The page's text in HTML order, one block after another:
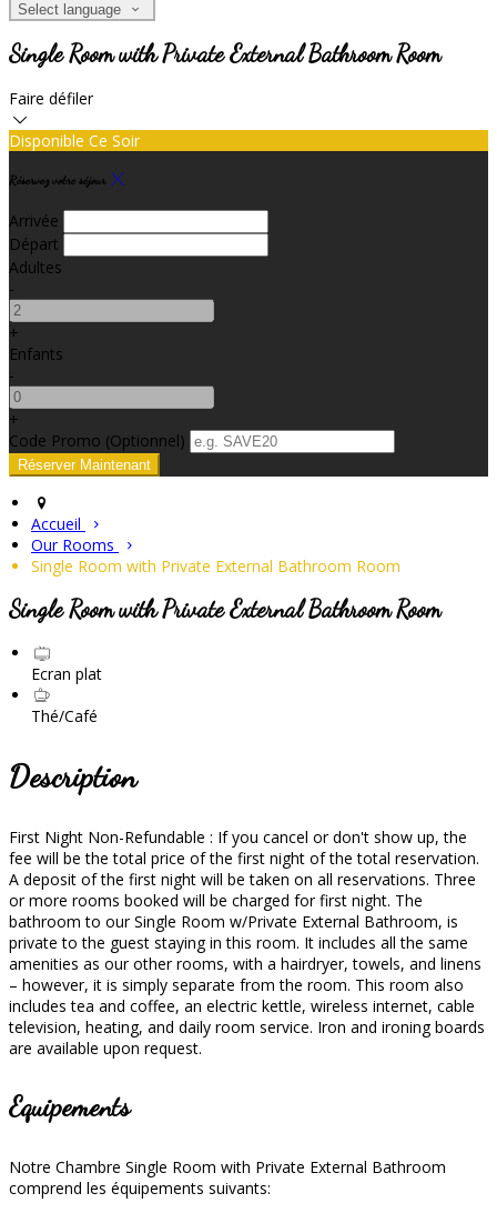
Select language
Single Room with Private External Bathroom Room
Faire défiler
Disponible Ce Soir
Réservez votre séjour
Arrivée
Départ
Adultes
-
+
Enfants
-
+
Code Promo (Optionnel)
Accueil
Our Rooms
Single Room with Private External Bathroom Room
Single Room with Private External Bathroom Room
Ecran plat
Thé/Café
Description
First Night Non-Refundable : If you cancel or don't show up, the
fee will be the total price of the first night of the total reservation.
A deposit of the first night will be taken on all reservations. Three
or more rooms booked will be charged for first night. The
bathroom to our Single Room w/Private External Bathroom, is
private to the guest staying in this room. It includes all the same
amenities as our other rooms, with a hairdryer, towels, and linens
– however, it is simply separate from the room. This room also
includes tea and coffee, an electric kettle, wireless internet, cable
television, heating, and daily room service. Iron and ironing boards
are available upon request.
Equipements
Notre Chambre Single Room with Private External Bathroom
comprend les équipements suivants: